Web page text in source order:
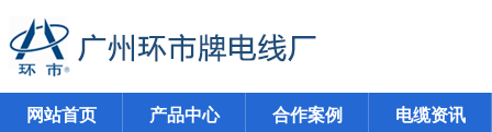
网站首页 产品中心 合作案例 电缆资讯